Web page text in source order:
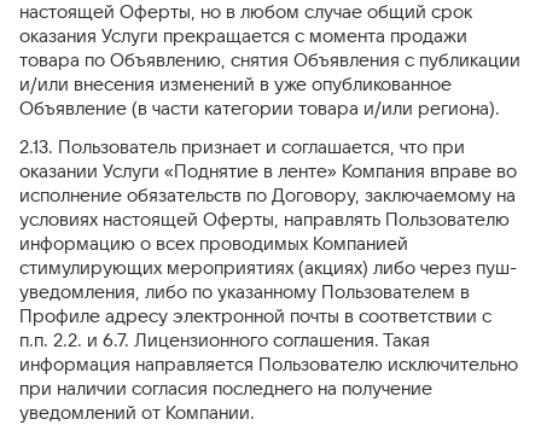
настоящей Оферты, но в любом случае общий срок
оказания Услуги прекращается с момента продажи
товара по Объявлению, снятия Объявления с публикации
и/или внесения изменений в уже опубликованное
Объявление (в части категории товара и/или региона).
2.13. Пользователь признает и соглашается, что при
оказании Услуги «Поднятие в ленте» Компания вправе во
исполнение обязательств по Договору, заключаемому на
условиях настоящей Оферты, направлять Пользователю
информацию о всех проводимых Компанией
стимулирующих мероприятиях (акциях) либо через пуш-
уведомления, либо по указанному Пользователем в
Профиле адресу электронной почты в соответствии с
п.п. 2.2. и 6.7. Лицензионного соглашения. Такая
информация направляется Пользователю исключительно
при наличии согласия последнего на получение
уведомлений от Компании.